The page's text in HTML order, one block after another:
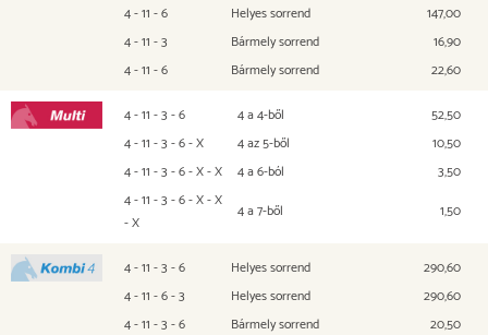
4 - 11 - 6
Helyes sorrend
147,00
4 - 11 - 3
Bármely sorrend
16,90
4 - 11 - 6
Bármely sorrend 22,60
Multi 4 - 11 - 3 - 6 4 a 4-ből
52,50
4 - 11 - 3 - 6 - X
4 az 5-ből
10,50
4 - 11 - 3 - 6 - X - X
4 a 6-ból
3,50
4 - 11 - 3 - 6 - X - X
- X
4 a 7-ből 1,50
Kombi 4 4 - 11 - 3 - 6 Helyes sorrend
290,60
4 - 11 - 6 - 3
Helyes sorrend
290,60
4 - 11 - 3 - 6
Bármely sorrend
20,50